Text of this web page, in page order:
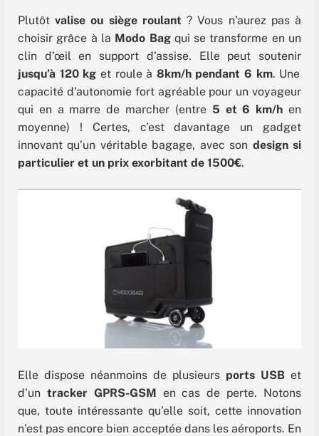
Plutôt valise ou siège roulant ? Vous n’aurez pas à
choisir grâce à la Modo Bagqui se transforme en un
clin d’œil en support d’assise. Elle peut soutenir
jusqu’à 120 kg et roule à 8km/h pendant 6 km. Une
capacité d’autonomie fort agréable pour un voyageur
qui en a marre de marcher (entre5 et 6 km/hen
moyenne) ! Certes, c’est davantage un gadget
innovant qu’un véritable bagage, avec son design si
particulier et un prix exorbitant de 1500€.
Elle dispose néanmoins de plusieurs ports USB et
d’un tracker GPRS-GSM en cas de perte. Notons
que, toute intéressante qu’elle soit, cette innovation
n’est pas encore bien acceptée dans les aéroports. En